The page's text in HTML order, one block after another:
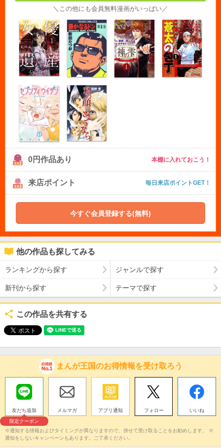
＼この他にも会員無料漫画がいっぱい／
0円作品あり 本棚に入れておこう！
来店ポイント 毎日来店ポイントGET！
今すぐ会員登録する(無料)
他の作品も探してみる
ランキングから探す ジャンルで探す
新刊から探す テーマで探す
この作品を共有する
まんが王国のお得情報を受け取ろう
友だち追加
限定クーポン
メルマガ アプリ通知 フォロー いいね
※通知する情報およびタイミングが異なりますので、併せて受け取ることをお勧めします。 ※
通知をしないキャンペーンもあります。ご了承ください。